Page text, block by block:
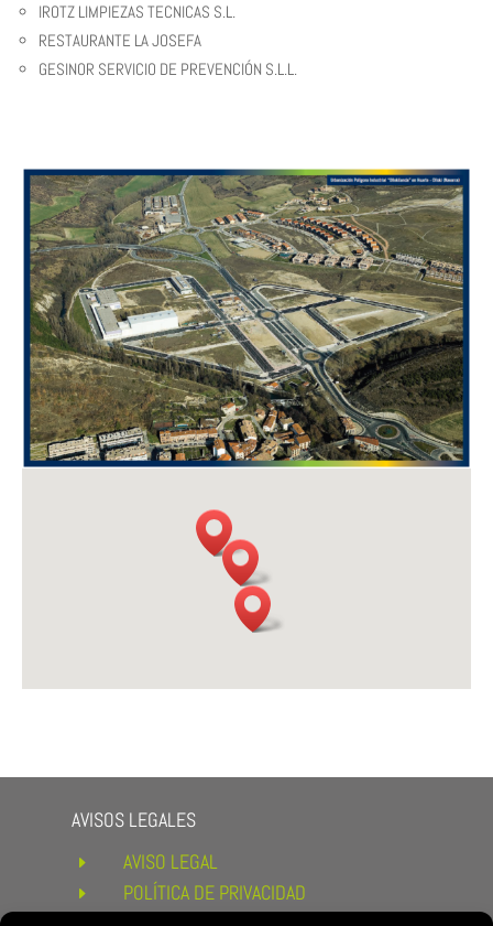
IROTZ LIMPIEZAS TECNICAS S.L.
RESTAURANTE LA JOSEFA
GESINOR SERVICIO DE PREVENCIÓN S.L.L.
AVISOS LEGALES
E AVISO LEGAL
E POLÍTICA DE PRIVACIDAD